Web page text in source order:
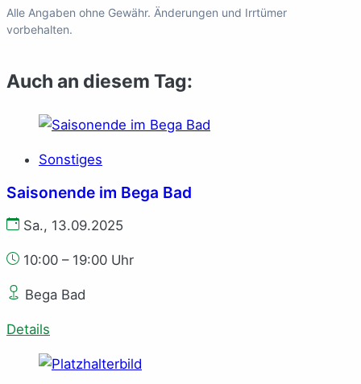
Alle Angaben ohne Gewähr. Änderungen und Irrtümer
vorbehalten.
Auch an diesem Tag:
Sonstiges
Saisonende im Bega Bad
Sa., 13.09.2025
10:00 – 19:00 Uhr
Bega Bad
Details